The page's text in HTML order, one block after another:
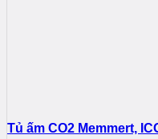
Tủ ấm CO2 Memmert,